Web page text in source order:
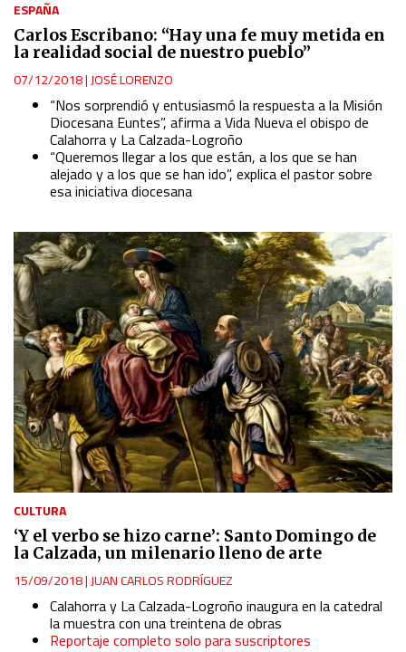
ESPAÑA
Carlos Escribano: “Hay una fe muy metida en
la realidad social de nuestro pueblo”
07/12/2018|JOSÉ LORENZO
“Nos sorprendió y entusiasmó la respuesta a la Misión
Diocesana Euntes”, afirma a Vida Nueva el obispo de
Calahorra y La Calzada-Logroño
“Queremos llegar a los que están, a los que se han
alejado y a los que se han ido”, explica el pastor sobre
esa iniciativa diocesana
CULTURA
‘Y el verbo se hizo carne’: Santo Domingo de
la Calzada, un milenario lleno de arte
15/09/2018| JUAN CARLOS RODRÍGUEZ
Calahorra y La Calzada-Logroño inaugura en la catedral
la muestra con una treintena de obras
Reportaje completo solo para suscriptores